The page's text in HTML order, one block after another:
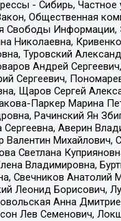
- Сибирь,
Общественная
Свободы
Николаевна,
Туровский
Андрей
Сергеевич,
Щаров Сергей
Паркер Марина
Рачинский Ян
Сергеевна, Аверин
Светлана
Владимировна,
Свечников
Леонид
Анна
Лев Семенович,